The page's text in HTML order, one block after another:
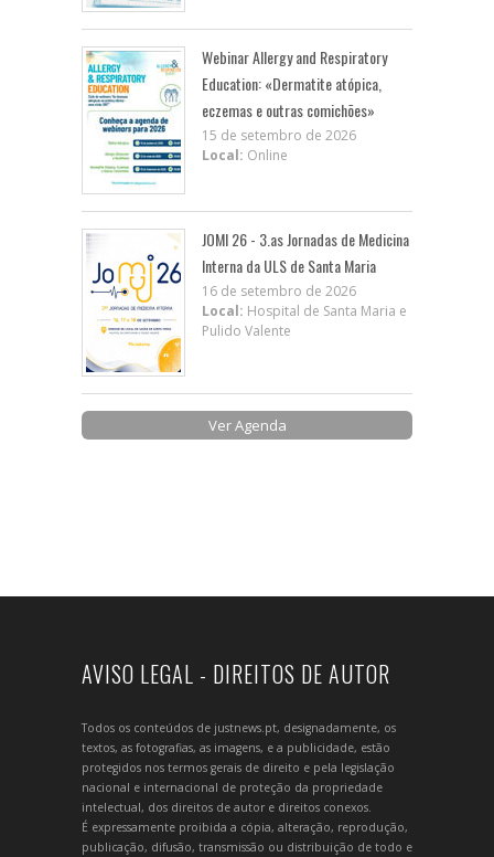
Webinar Allergy and Respiratory
Education: «Dermatite atópica,
eczemas e outras comichões»
15 de setembro de 2026
Local: Online
JOMI 26 - 3.as Jornadas de Medicina
Interna da ULS de Santa Maria
16 de setembro de 2026
Local: Hospital de Santa Maria e
Pulido Valente
Ver Agenda
AVISO LEGAL - DIREITOS DE AUTOR
Todos os conteúdos de justnews.pt, designadamente, os
textos, as fotografias, as imagens, e a publicidade, estão
protegidos nos termos gerais de direito e pela legislação
nacional e internacional de proteção da propriedade
intelectual, dos direitos de autor e direitos conexos.
É expressamente proibida a cópia, alteração, reprodução,
publicação, difusão, transmissão ou distribuição de todo e